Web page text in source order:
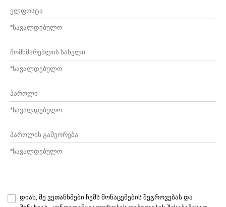
ელფოსტა
*სავალდებულო
მომხმარებლის სახელი
*სავალდებულო
პაროლი
*სავალდებულო
პაროლის გამეორება
*სავალდებულო
დიახ, მე ვეთანხმები ჩემს მონაცემების შეგროვებას და